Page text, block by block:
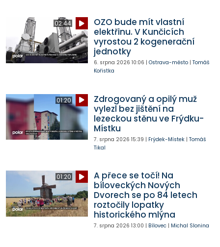
02:44
OZO bude mít vlastní
elektřinu. V Kunčicích
vyrostou 2 kogenerační
jednotky
6. srpna 2026 10:06 | Ostrava-město| Tomáš
Kořistka
01:20
Zdrogovaný a opilý muž
vylezl bez jištění na
lezeckou stěnu ve Frýdku-
Místku
7. srpna 2026 15:39 | Frýdek-Místek| Tomáš
Tikal
01:20
A přece se točí! Na
bíloveckých Nových
Dvorech se po 84 letech
roztočily lopatky
historického mlýna
7. srpna 2026 13:00 | Bílovec| Michal Slonina